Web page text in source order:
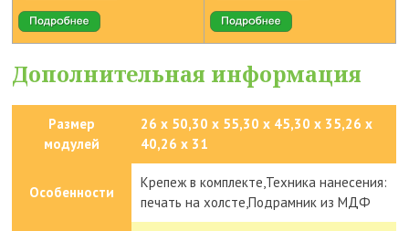
Дополнительная информация
Размер
модулей
26 x 50,30 х 55,30 х 45,30 х 35,26 x
40,26 x 31
Особенности
Крепеж в комплекте,Техника нанесения:
печать на холсте,Подрамник из МДФ